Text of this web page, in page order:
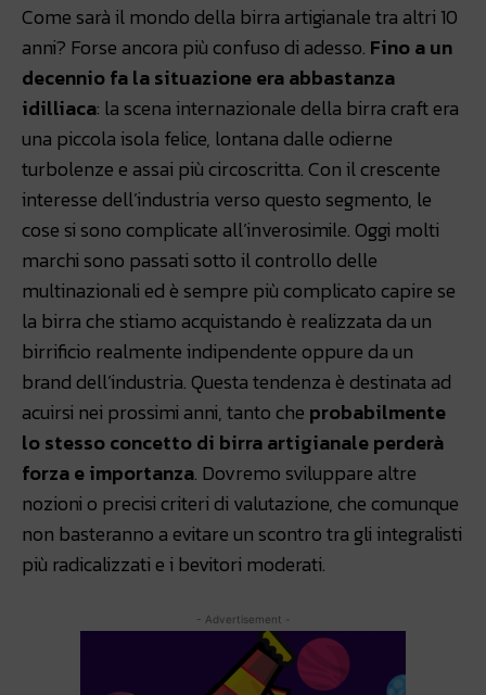
Come sarà il mondo della birra artigianale tra altri 10
anni? Forse ancora più confuso di adesso. Fino a un
decennio fa la situazione era abbastanza
idilliaca: la scena internazionale della birra craft era
una piccola isola felice, lontana dalle odierne
turbolenze e assai più circoscritta. Con il crescente
interesse dell’industria verso questo segmento, le
cose si sono complicate all’inverosimile. Oggi molti
marchi sono passati sotto il controllo delle
multinazionali ed è sempre più complicato capire se
la birra che stiamo acquistando è realizzata da un
birrificio realmente indipendente oppure da un
brand dell’industria. Questa tendenza è destinata ad
acuirsi nei prossimi anni, tanto che probabilmente
lo stesso concetto di birra artigianale perderà
forza e importanza. Dovremo sviluppare altre
nozioni o precisi criteri di valutazione, che comunque
non basteranno a evitare un scontro tra gli integralisti
più radicalizzati e i bevitori moderati.
- Advertisement -